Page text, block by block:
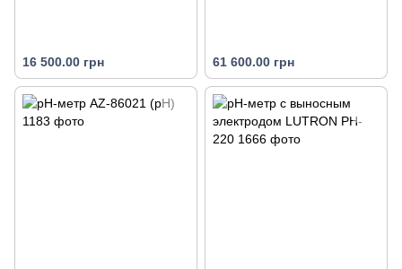
16 500.00 грн 61 600.00 грн